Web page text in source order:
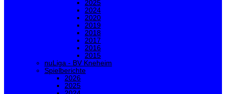
2025
2024
2020
2019
2018
2017
2016
2015
nuLiga - BV Kneheim
Spielberichte
2026
2025